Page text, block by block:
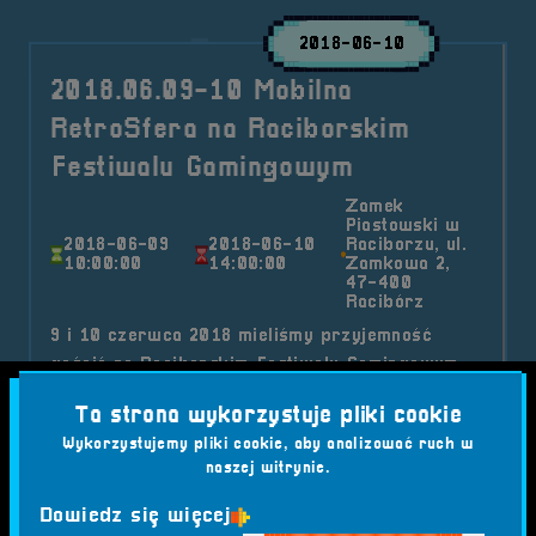
2018-06-10
2018.06.09-10 Mobilna
RetroSfera na Raciborskim
Festiwalu Gamingowym
2018-06-09
10:00:00
2018-06-10
14:00:00
Zamek
Piastowski w
Raciborzu, ul.
Zamkowa 2,
47-400
Racibórz
9 i 10 czerwca 2018 mieliśmy przyjemność
gościć na Raciborskim Festiwalu Gamingowym,
z całego powiatu i regionu
Tagi: #AREK RADYJKO
#BEZPŁATNY WSTĘP
Ta strona wykorzystuje pliki cookie
Wykorzystujemy pliki cookie, aby analizować ruch w
naszej witrynie.
Dowiedz się więcej